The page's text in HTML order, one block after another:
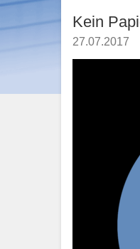
Kein
27.07.2017